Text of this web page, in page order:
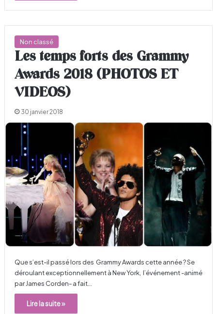
Non classé
Les temps forts des Grammy
Awards 2018 (PHOTOS ET
VIDEOS)
30 janvier 2018
Que s’est-il passé lors des Grammy Awards cette année ? Se
déroulant exceptionnellement à New York, l’événement -animé
par James Corden- a fait…
Lire la suite »